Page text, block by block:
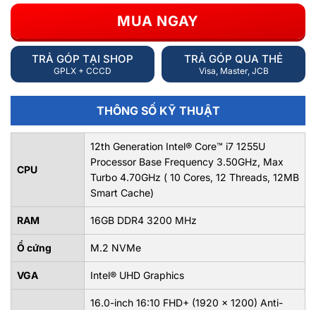
MUA NGAY
TRẢ GÓP TẠI SHOP
GPLX + CCCD
TRẢ GÓP QUA THẺ
Visa, Master, JCB
THÔNG SỐ KỸ THUẬT
CPU
12th Generation Intel® Core™ i7 1255U
Processor Base Frequency 3.50GHz, Max
Turbo 4.70GHz ( 10 Cores, 12 Threads, 12MB
Smart Cache)
RAM 16GB DDR4 3200 MHz
Ổ cứng M.2 NVMe
VGA Intel® UHD Graphics
16.0-inch 16:10 FHD+ (1920 x 1200) Anti-